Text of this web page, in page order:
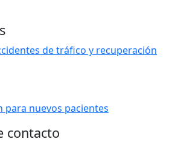
de tráfico y recuperación
para nuevos pacientes
contacto